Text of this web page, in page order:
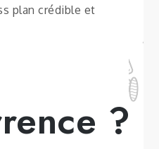
plan crédible et
?